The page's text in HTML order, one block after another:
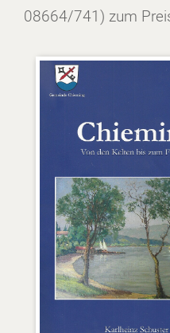
08664/741) zum